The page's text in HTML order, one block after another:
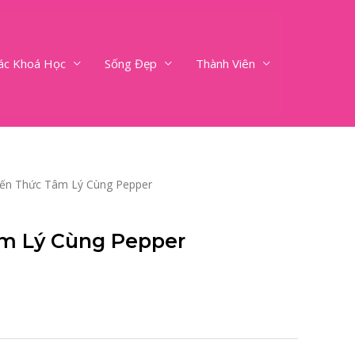
Khoá Học Sống Đẹp Thành Viên
Thức Tâm Lý Cùng Pepper
Lý Cùng Pepper